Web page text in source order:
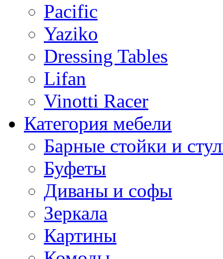
Pacific
Yaziko
Dressing Tables
Lifan
Vinotti Racer
Категория мебели
Барные стойки и
Буфеты
Диваны и софы
Зеркала
Картины